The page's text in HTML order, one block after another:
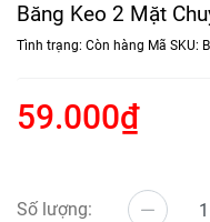
Băng Keo 2 Mặt
Tình trạng: Còn hàng Mã SKU:
59.000₫
Số lượng: